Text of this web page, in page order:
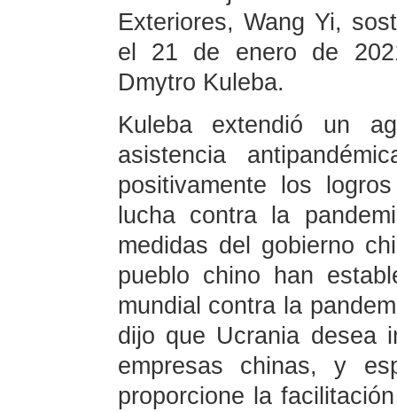
Exteriores, Wang Yi,
el 21 de enero de
Dmytro Kuleba.
Kuleba extendió un
asistencia
positivamente los
lucha contra la
medidas del gobierno
pueblo chino han
mundial contra la
dijo que Ucrania desea
empresas chinas, y
proporcione la